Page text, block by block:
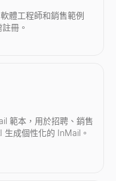
回覆的 3 封電子郵件追蹤序
體工程師和銷售範例
冊。
範本，用於招聘、銷售
成個性化的 InMail。